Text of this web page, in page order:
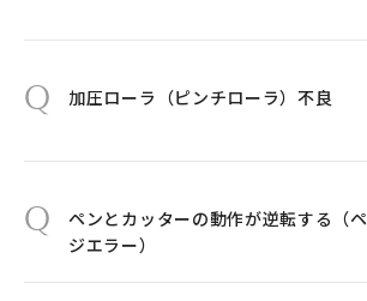
Q 加圧ローラ（ピンチローラ）不良
Q
ペンとカッターの動作が逆転する（
ジエラー）